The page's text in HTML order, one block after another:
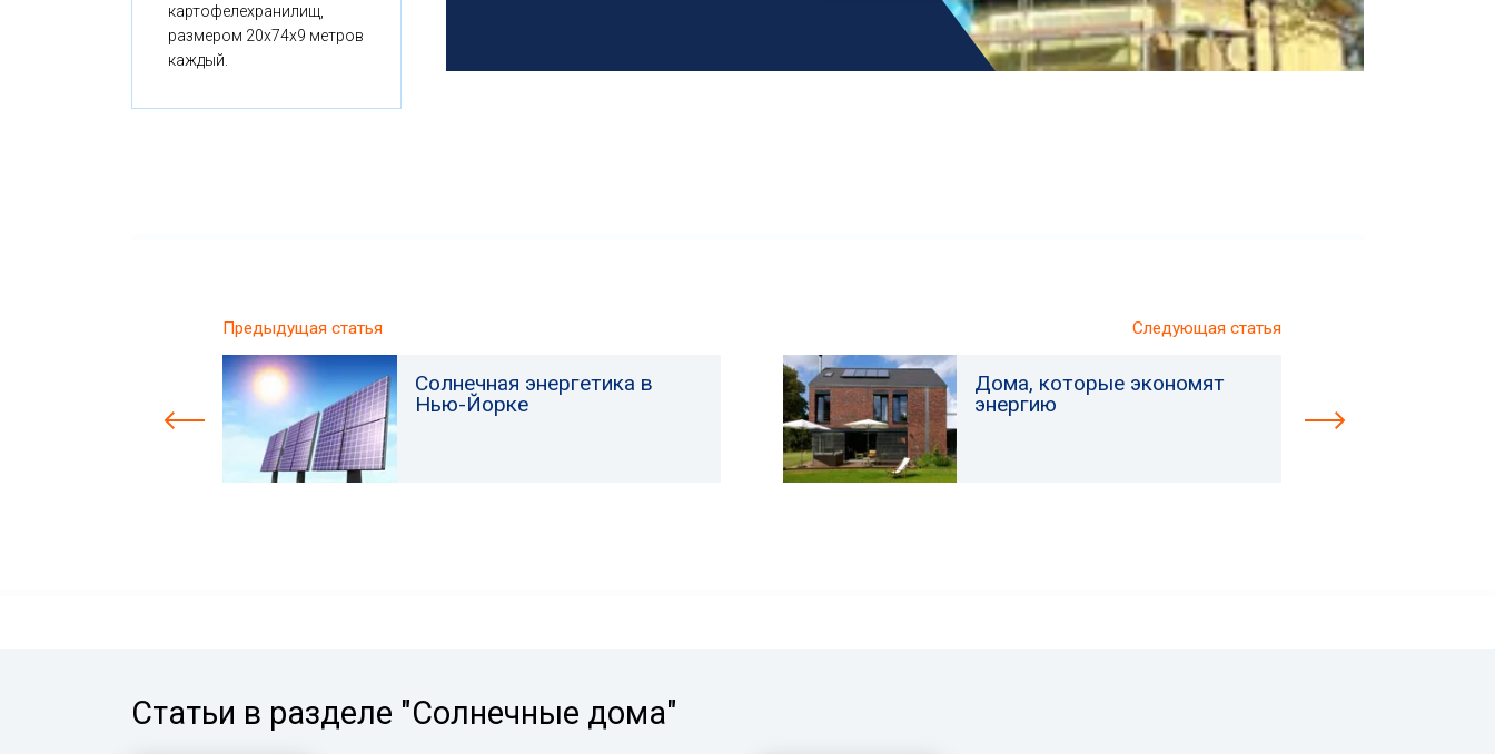
картофелехранилищ,
размером 20x74x9 метров
каждый.
Предыдущая статья
Солнечная энергетика в
Нью-Йорке
Следующая статья
Дома, которые экономят
энергию
Статьи в разделе "Солнечные дома"